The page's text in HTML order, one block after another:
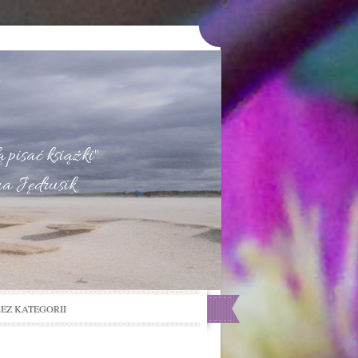
pisać książki"
Jędrusik
KATEGORII